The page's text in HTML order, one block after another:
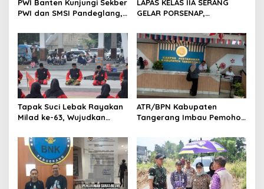
s
PWI Banten Kunjungi Sekber
PWI dan SMSI Pandeglang,
Konferensi Organisasi
LAPAS KELAS IIA SERANG
GELAR PORSENAP,
DAN KEBERSAMAAN
Tapak Suci Lebak Rayakan
Milad ke-63, Wujudkan
Menuju Kancah Dunia
ATR/BPN Kabupaten
Tangerang Imbau Pemohon
Berkas Mandek